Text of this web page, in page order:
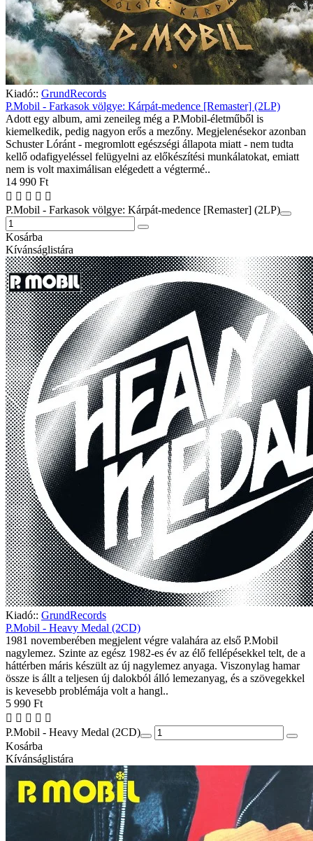
Kiadó:: GrundRecords
P.Mobil - Farkasok völgye: Kárpát-medence [Remaster] (2LP)
Adott egy album, ami zeneileg még a P.Mobil-életműből is
kiemelkedik, pedig nagyon erős a mezőny. Megjelenésekor azonban
Schuster Lóránt - megromlott egészségi állapota miatt - nem tudta
kellő odafigyeléssel felügyelni az előkészítési munkálatokat, emiatt
nem is volt maximálisan elégedett a végtermé..
14 990 Ft
P.Mobil - Farkasok völgye: Kárpát-medence [Remaster] (2LP)
Kosárba
Kívánságlistára
Kiadó:: GrundRecords
P.Mobil - Heavy Medal (2CD)
1981 novemberében megjelent végre valahára az első P.Mobil
nagylemez. Szinte az egész 1982-es év az élő fellépésekkel telt, de a
háttérben máris készült az új nagylemez anyaga. Viszonylag hamar
össze is állt a teljesen új dalokból álló lemezanyag, és a szövegekkel
is kevesebb problémája volt a hangl..
5 990 Ft
P.Mobil - Heavy Medal (2CD)
Kosárba
Kívánságlistára